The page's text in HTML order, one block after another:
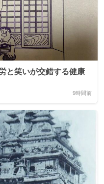
と笑いが交錯する健康
9時間前